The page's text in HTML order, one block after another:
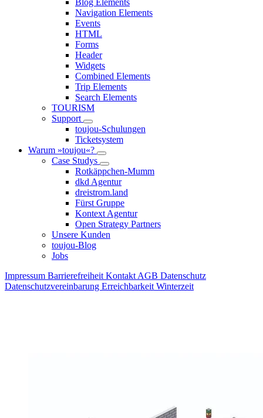
Navigation Elements
Events
HTML
Forms
Header
Widgets
Combined Elements
Trip Elements
Search Elements
TOURISM
Support
toujou-Schulungen
Ticketsystem
Warum »toujou«?
Case Studys
Rotkäppchen-Mumm
dkd Agentur
dreistrom.land
Fürst Gruppe
Kontext Agentur
Open Strategy Partners
Unsere Kunden
toujou-Blog
Jobs
Impressum Barrierefreiheit Kontakt AGB Datenschutz
Datenschutzvereinbarung Erreichbarkeit Winterzeit